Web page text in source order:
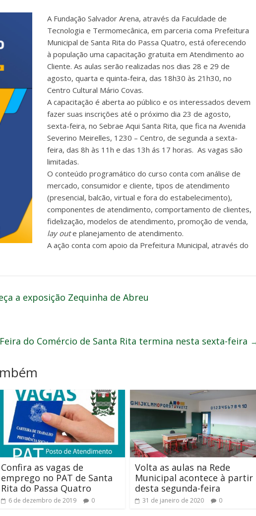
A Fundação Salvador Arena, através da Faculdade de
Tecnologia e Termomecânica, em parceria coma Prefeitura
Municipal de Santa Rita do Passa Quatro, está oferecendo
à população uma capacitação gratuita em Atendimento ao
Cliente. As aulas serão realizadas nos dias 28 e 29 de
agosto, quarta e quinta-feira, das 18h30 às 21h30, no
Centro Cultural Mário Covas.
A capacitação é aberta ao público e os interessados devem
fazer suas inscrições até o próximo dia 23 de agosto,
sexta-feira, no Sebrae Aqui Santa Rita, que fica na Avenida
Severino Meirelles, 1230 – Centro, de segunda a sexta-
feira, das 8h às 11h e das 13h ás 17 horas. As vagas são
limitadas.
O conteúdo programático do curso conta com análise de
mercado, consumidor e cliente, tipos de atendimento
(presencial, balcão, virtual e fora do estabelecimento),
componentes de atendimento, comportamento de clientes,
fidelização, modelos de atendimento, promoção de venda,
lay oute planejamento de atendimento.
A ação conta com apoio da Prefeitura Municipal, através do
a exposição Zequinha de Abreu
do Comércio de Santa Rita termina nesta sexta-feira
Confira as vagas de
emprego no PAT de Santa
Rita do Passa Quatro
6 de dezembro de 2019 0
Volta as aulas na Rede
Municipal acontece à partir
desta segunda-feira
31 de janeiro de 2020 0